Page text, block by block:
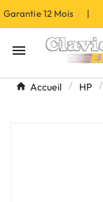
12 Mois |

Accueil HP